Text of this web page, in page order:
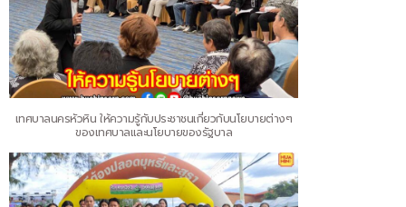
เทศบาลนครหัวหิน ให้ความรู้กับประชาชนเกี่ยวกับนโยบายต่างๆ
ของเทศบาลและนโยบายของรัฐบาล